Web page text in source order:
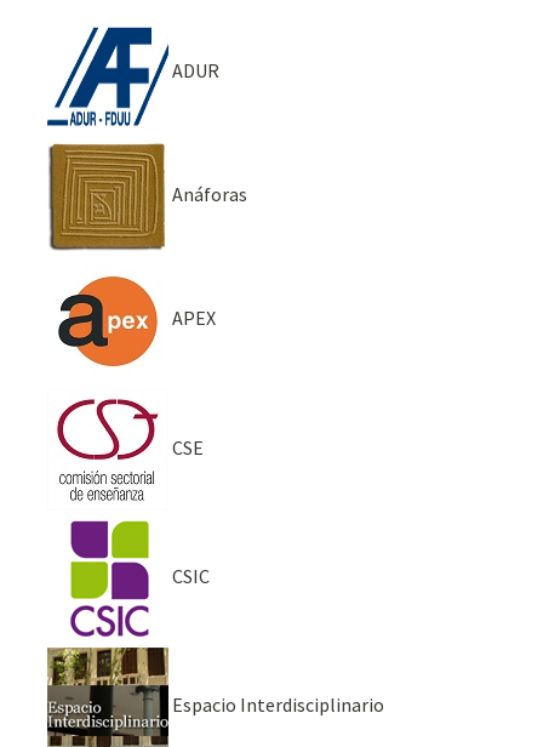
ADUR
Anáforas
APEX
CSE
CSIC
Espacio Interdisciplinario